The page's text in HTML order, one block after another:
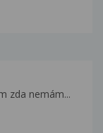
zda nemám...